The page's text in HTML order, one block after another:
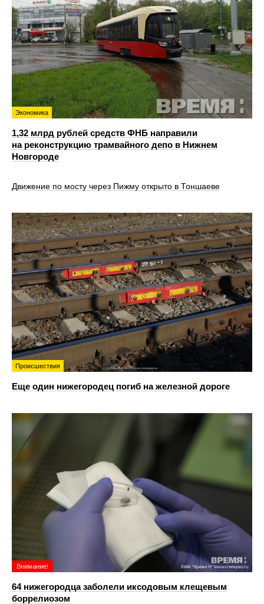
Экономика
1,32 млрд рублей средств ФНБ направили
на реконструкцию трамвайного депо в Нижнем
Новгороде
Движение по мосту через Пижму открыто в Тоншаеве
Происшествия
Еще один нижегородец погиб на железной дороге
Внимание!
64 нижегородца заболели иксодовым клещевым
боррелиозом